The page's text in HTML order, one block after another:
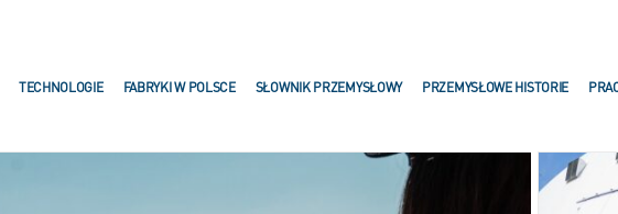
TECHNOLOGIE FABRYKI W POLSCE SŁOWNIK PRZEMYSŁOWY PRZEMYSŁOWE HISTORIE